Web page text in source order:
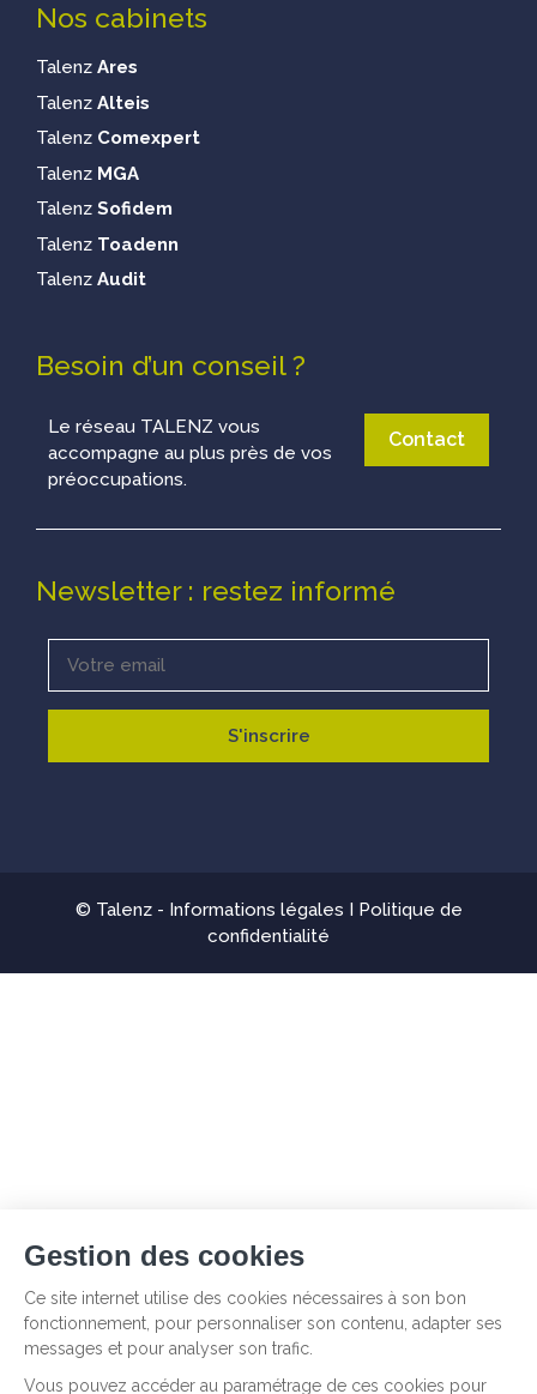
Nos cabinets
Talenz Ares
Talenz Alteis
Talenz Comexpert
Talenz MGA
Talenz Sofidem
Talenz Toadenn
Talenz Audit
Besoin d’un conseil ?
Le réseau TALENZ vous
accompagne au plus près de vos
préoccupations.
Contact
Newsletter : restez informé
© Talenz - Informations légales
Politique de
confidentialité